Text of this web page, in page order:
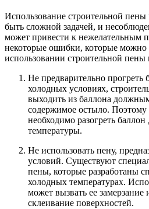
Использование строительной
быть сложной задачей, и
может привести к нежелательным
некоторые ошибки, которые можно
использовании строительной пены
Не предварительно прогреть
холодных условиях,
выходить из баллона
содержимое остыло. Поэтому
необходимо разогреть
температуры.
Не использовать пену,
условий. Существуют
пены, которые разработаны
холодных температурах.
может вызвать ее замерзание
склеивание поверхностей.